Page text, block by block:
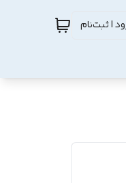
| ثبت‌نام